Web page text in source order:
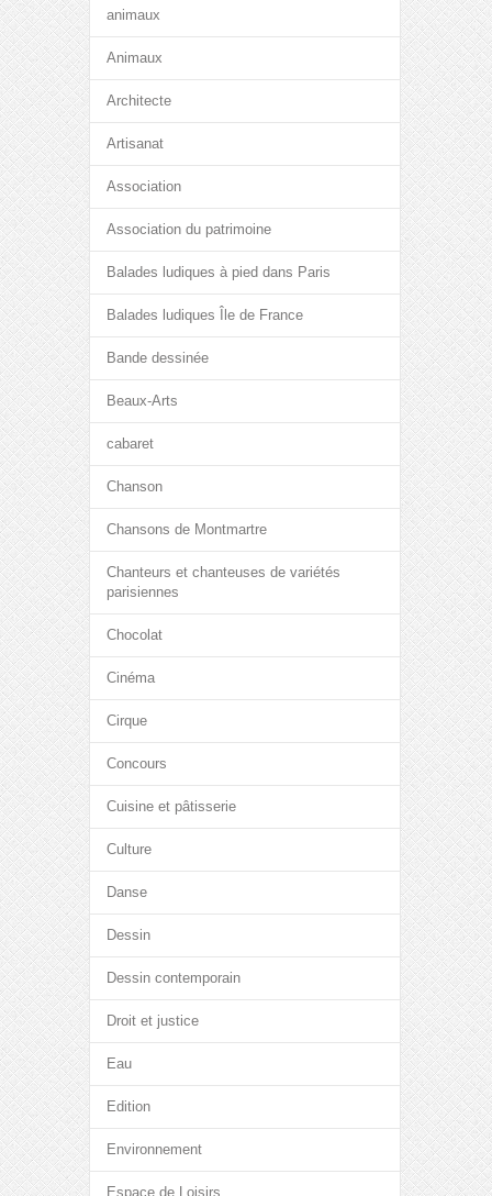
animaux
Animaux
Architecte
Artisanat
Association
Association du patrimoine
Balades ludiques à pied dans Paris
Balades ludiques Île de France
Bande dessinée
Beaux-Arts
cabaret
Chanson
Chansons de Montmartre
Chanteurs et chanteuses de variétés
parisiennes
Chocolat
Cinéma
Cirque
Concours
Cuisine et pâtisserie
Culture
Danse
Dessin
Dessin contemporain
Droit et justice
Eau
Edition
Environnement
Espace de Loisirs